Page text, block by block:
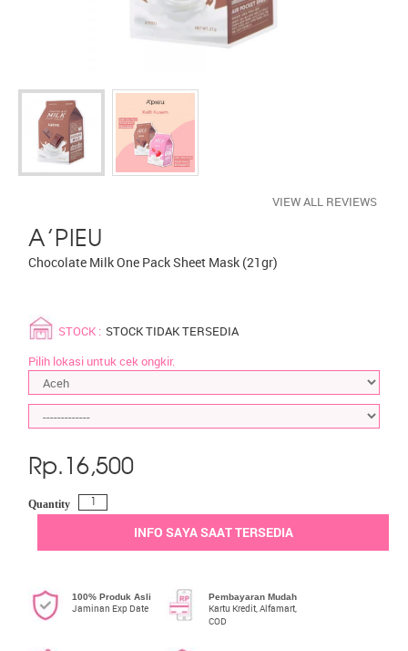
A'PIEU
Chocolate Milk One Pack Sheet Mask (21gr)
VIEW ALL REVIEWS
STOCK : STOCK TIDAK TERSEDIA
Pilih lokasi untuk cek ongkir.
Rp. 16,500
Quantity
INFO SAYA SAAT TERSEDIA
100% Produk Asli
Jaminan Exp Date
Pembayaran Mudah
Kartu Kredit, Alfamart,
COD